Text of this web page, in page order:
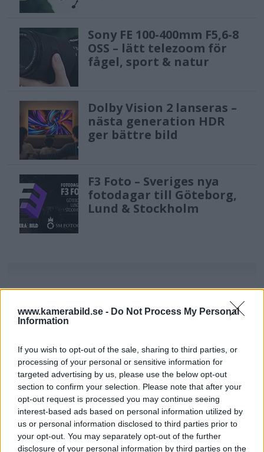
www.kamerabild.se - Do Not Process My Personal
Information
If you wish to opt-out of the sale, sharing to third parties, or
processing of your personal or sensitive information for
targeted advertising by us, please use the below opt-out
section to confirm your selection. Please note that after your
opt-out request is processed you may continue seeing
interest-based ads based on personal information utilized by
us or personal information disclosed to third parties prior to
your opt-out. You may separately opt-out of the further
disclosure of your personal information by third parties on the
Sony FE 100-400mm F5,6-8
OSS – lätt telezoom för
fågel, sport & natur
Dolby Vision 2 lanseras –
nästa generation HDR
ger bättre bild
F3 Foto – Sveriges nya
fotodagar till Göteborg,
Lund & Stockholm